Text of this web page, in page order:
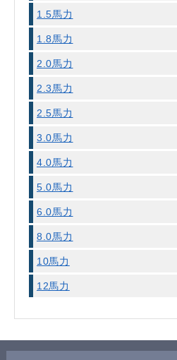
1.5馬力
1.8馬力
2.0馬力
2.3馬力
2.5馬力
3.0馬力
4.0馬力
5.0馬力
6.0馬力
8.0馬力
10馬力
12馬力